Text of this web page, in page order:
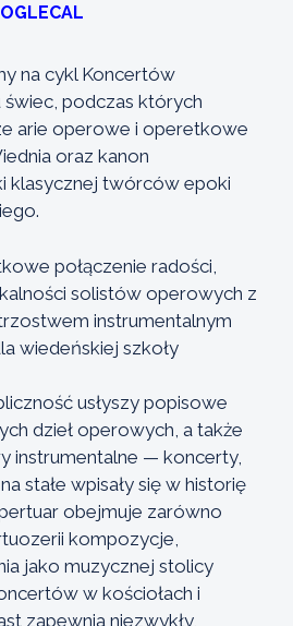
na cykl Koncertów
podczas których
arie operowe i operetkowe
oraz kanon
klasycznej twórców epoki
połączenie radości,
solistów operowych z
instrumentalnym
wiedeńskiej szkoły
usłyszy popisowe
dzieł operowych, a także
instrumentalne — koncerty,
stałe wpisały się w historię
obejmuje zarówno
kompozycje,
jako muzycznej stolicy
w kościołach i
zapewnia niezwykły,